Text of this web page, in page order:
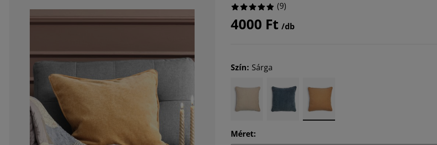
(9)
4000 Ft /db
Szín: Sárga
Méret:
11.11111111111111%